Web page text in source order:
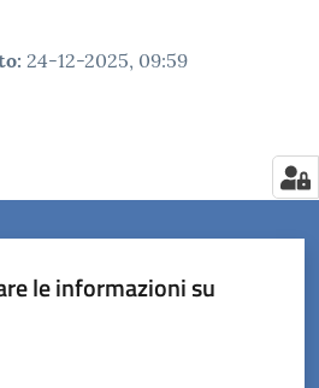
: 24-12-2025, 09:59
le informazioni su